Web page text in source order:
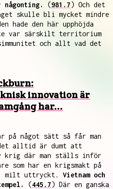
någonting.
(981.7) Och det
skulle bli mycket mindre
hade den här upphöjda
var särskilt territorium
och allt vad det
innovation är
har...
på något sätt så får man
alltid är dumt att
krig där man ställs inför
som har en krigsmakt på
milt uttryckt. Vietnam och
(445.7) Där en ganska